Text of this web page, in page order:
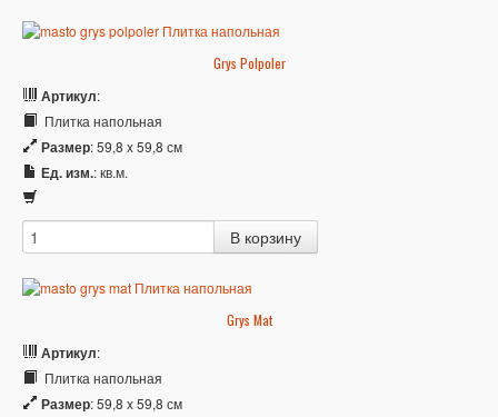
Grys Polpoler
Артикул:
Плитка напольная
Размер: 59,8 x 59,8 см
Ед. изм.: кв.м.
Grys Mat
Артикул:
Плитка напольная
Размер: 59,8 x 59,8 см